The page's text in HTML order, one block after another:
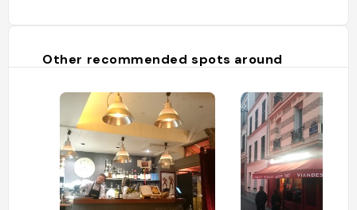
Other recommended spots around